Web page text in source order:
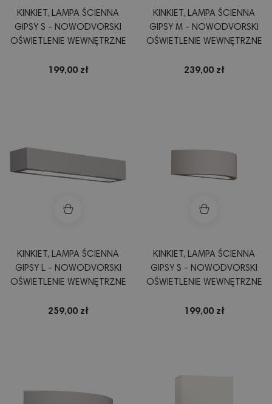
KINKIET, LAMPA ŚCIENNA
GIPSY S - NOWODVORSKI
OŚWIETLENIE WEWNĘTRZNE
199,00 zł
KINKIET, LAMPA ŚCIENNA
GIPSY M - NOWODVORSKI
OŚWIETLENIE WEWNĘTRZNE
239,00 zł
KINKIET, LAMPA ŚCIENNA
GIPSY L - NOWODVORSKI
OŚWIETLENIE WEWNĘTRZNE
259,00 zł
KINKIET, LAMPA ŚCIENNA
GIPSY S - NOWODVORSKI
OŚWIETLENIE WEWNĘTRZNE
199,00 zł